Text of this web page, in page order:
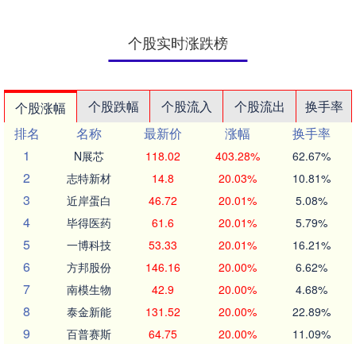
个股实时涨跌榜
个股涨幅 个股跌幅 个股流入 个股流出
换手率
排名
名称 最新价 涨幅
换手率
1
N展芯 118.02 403.28% 62.67%
2 志特新材 14.8 20.03% 10.81%
3 近岸蛋白 46.72 20.01% 5.08%
4 毕得医药 61.6 20.01% 5.79%
5 一博科技 53.33 20.01% 16.21%
6 方邦股份 146.16 20.00% 6.62%
7 南模生物 42.9 20.00% 4.68%
8 泰金新能 131.52 20.00% 22.89%
9 百普赛斯 64.75 20.00% 11.09%